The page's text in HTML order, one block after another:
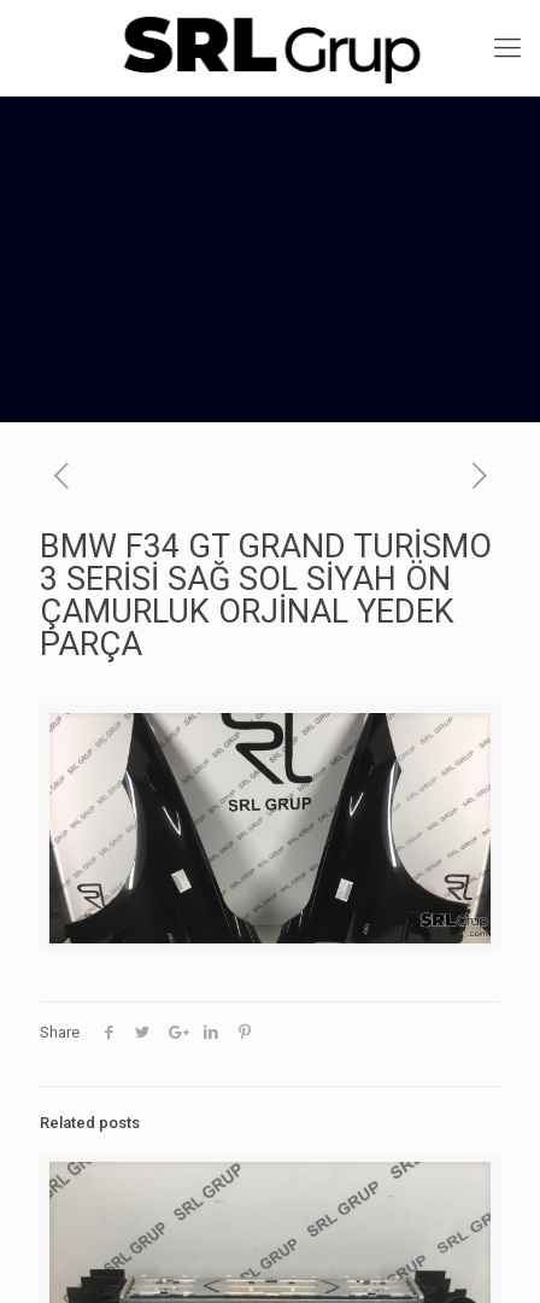
BMW F34 GT GRAND TURİSMO
3 SERİSİ SAĞ SOL SİYAH ÖN
ÇAMURLUK ORJİNAL YEDEK
PARÇA
Share
Related posts